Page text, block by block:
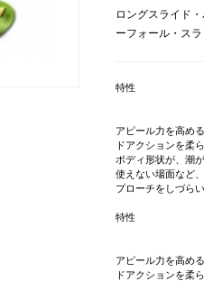
ロングスライド
ーフォール・ス
特性
アピール力を高め
ドアクションを柔
ボディ形状が、潮
使えない場面など
プローチをしづら
特性
アピール力を高め
ドアクションを柔